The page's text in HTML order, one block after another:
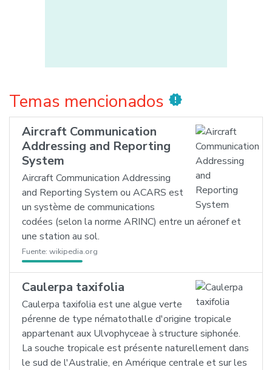
Temas mencionados new_releases
Aircraft Communication
Addressing and Reporting
System
Aircraft Communication Addressing
and Reporting System ou ACARS est
un système de communications
codées (selon la norme ARINC) entre un aéronef et
une station au sol.
Fuente: wikipedia.org
Caulerpa taxifolia
Caulerpa taxifolia est une algue verte
pérenne de type nématothalle d'origine tropicale
appartenant aux Ulvophyceae à structure siphonée.
La souche tropicale est présente naturellement dans
le sud de l'Australie, en Amérique centrale et sur les